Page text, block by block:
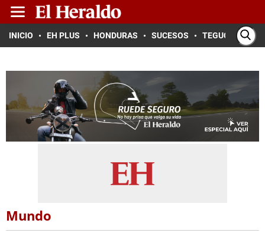
INICIO EH PLUS HONDURAS SUCESOS TEGUCIGALPA
Mundo